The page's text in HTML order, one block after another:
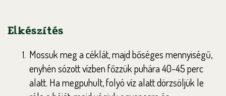
Elkészítés
Mossuk meg a céklát, majd bőséges mennyiségű,
enyhén sózott vízben főzzük puhára 40-45 perc
alatt. Ha megpuhult, folyó víz alatt dörzsöljük le